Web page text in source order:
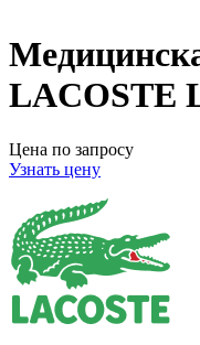
LACOSTE
Цена по запросу
Узнать цену